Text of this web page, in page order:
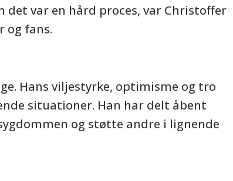
var en hård proces, var Christoffer
og fans.
Hans viljestyrke, optimisme og tro
situationer. Han har delt åbent
og støtte andre i lignende